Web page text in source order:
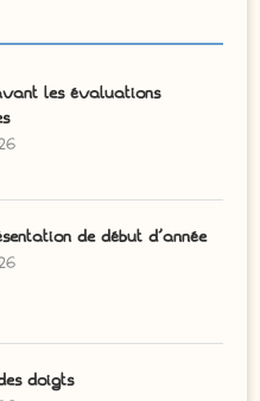
les évaluations
de début d’année
doigts